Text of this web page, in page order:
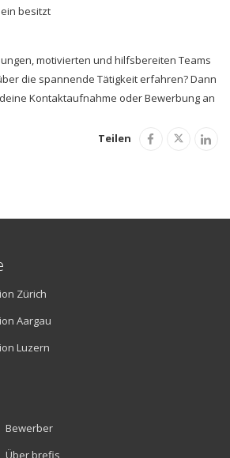
besitzt
motivierten und hilfsbereiten Teams
die spannende Tätigkeit erfahren? Dann
Kontaktaufnahme oder Bewerbung an
Teilen
Zürich
Aargau
Luzern
Bewerber
Über brefis